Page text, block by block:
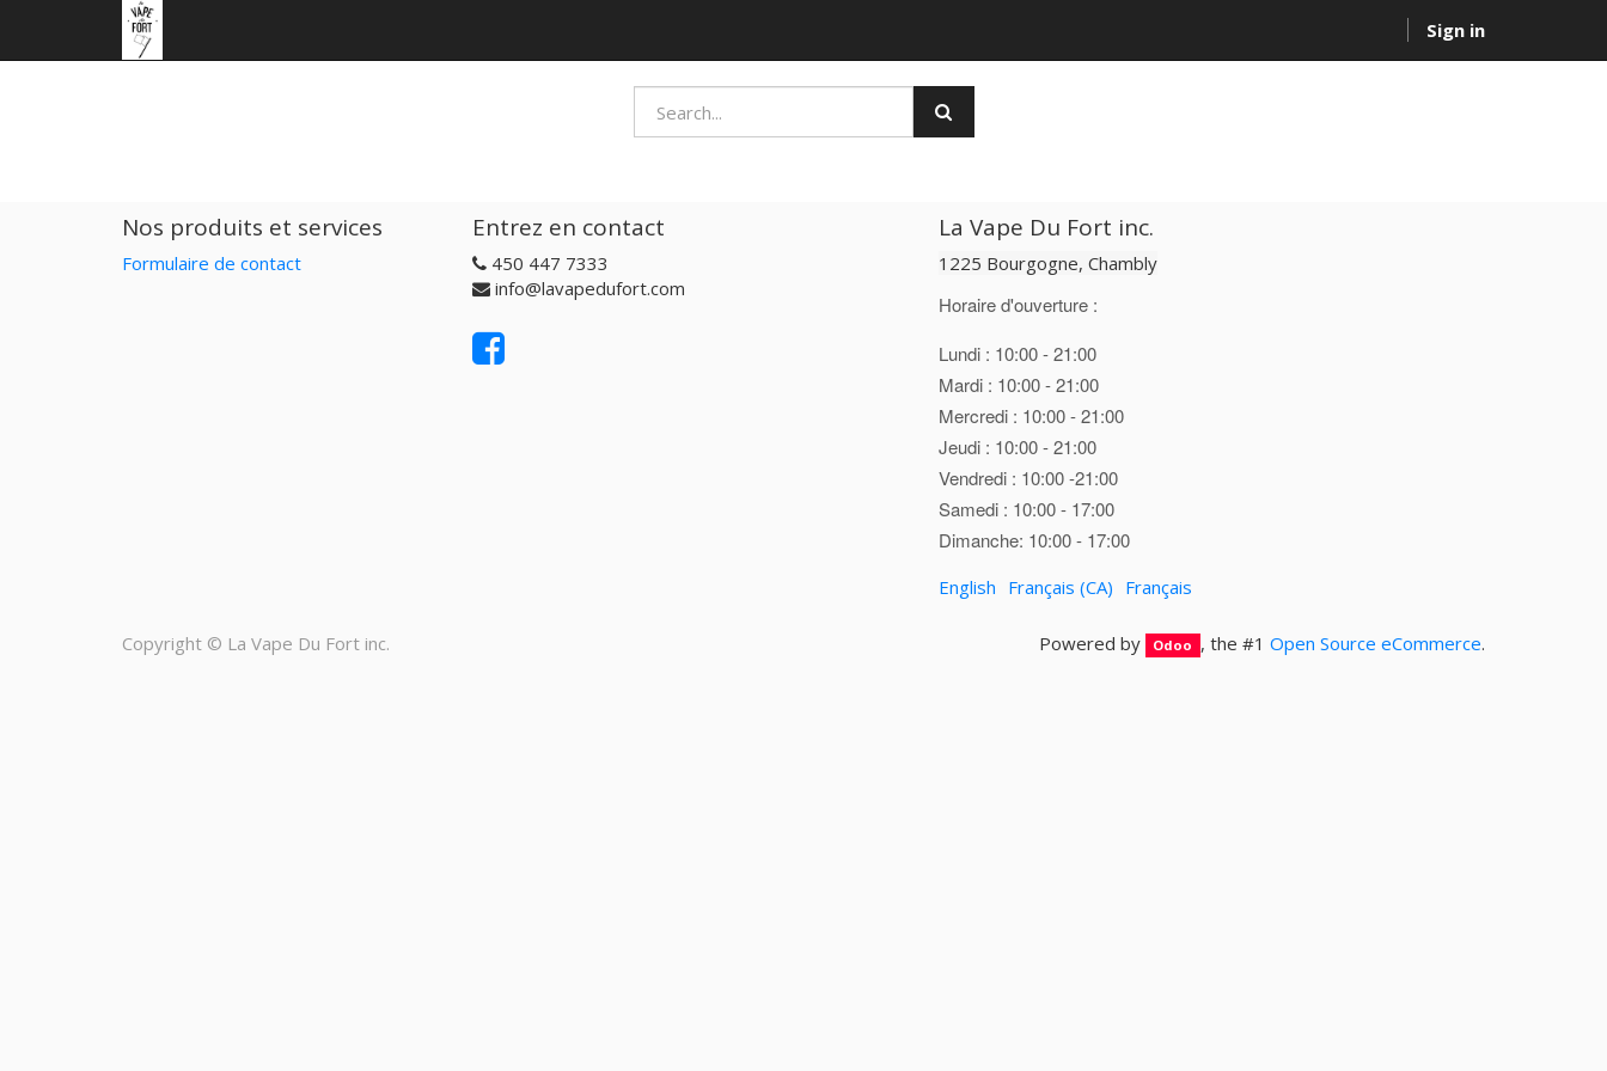
Sign in
Nos produits et services
Formulaire de contact
Entrez en contact
450 447 7333
info@lavapedufort.com
La Vape Du Fort inc.
1225 Bourgogne, Chambly
Horaire d'ouverture :
Lundi : 10:00 - 21:00
Mardi : 10:00 - 21:00
Mercredi : 10:00 - 21:00
Jeudi : 10:00 - 21:00
Vendredi : 10:00 -21:00
Samedi : 10:00 - 17:00
Dimanche: 10:00 - 17:00
English Français (CA) Français
Powered by Odoo , the #1 Open Source eCommerce.
Copyright © La Vape Du Fort inc.